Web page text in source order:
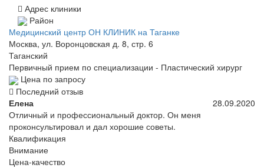
Адрес клиники
Район
Медицинский центр ОН КЛИНИК на Таганке
Москва, ул. Воронцовская д. 8, стр. 6
Таганский
Первичный прием по специализации - Пластический хирург
Цена по запросу
Последний отзыв
Елена
28.09.2020
Отличный и профессиональный доктор. Он меня
проконсультировал и дал хорошие советы.
Квалификация
Внимание
Цена-качество